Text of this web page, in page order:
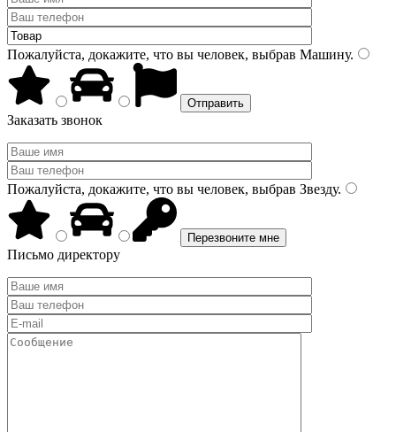
Пожалуйста, докажите, что вы человек, выбрав Машину.
Заказать звонок
Пожалуйста, докажите, что вы человек, выбрав Звезду.
Письмо директору